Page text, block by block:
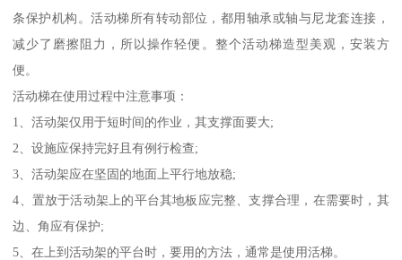
条保护机构。活动梯所有转动部位，都用轴承或轴与尼龙套连接，
减少了磨擦阻力，所以操作轻便。整个活动梯造型美观，安装方
便。
活动梯在使用过程中注意事项：
1、活动架仅用于短时间的作业，其支撑面要大;
2、设施应保持完好且有例行检查;
3、活动架应在坚固的地面上平行地放稳;
4、置放于活动架上的平台其地板应完整、支撑合理，在需要时，其
边、角应有保护;
5、在上到活动架的平台时，要用的方法，通常是使用活梯。